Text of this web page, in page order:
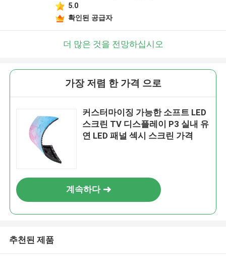
5.0
확인된 공급자
더 많은 것을 전망하십시오
가장 저렴 한 가격 으로
커스터마이징 가능한 소프트 LED
스크린 TV 디스플레이 P3 실내 유
연 LED 패널 섹시 스크린 가격
계속하다
추천된 제품